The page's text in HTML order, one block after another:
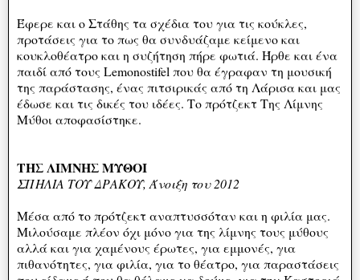
Έφερε και ο Στάθης τα σχέδια του για τις κούκλες,
προτάσεις για το πως θα συνδυάζαμε κείμενο και
κουκλοθέατρο και η συζήτηση πήρε φωτιά. Ήρθε και ένα
παιδί από τους Lemonostifel που θα έγραφαν τη μουσική
της παράστασης, ένας πιτσιρικάς από τη Λάρισα και μας
έδωσε και τις δικές του ιδέες. Το πρότζεκτ Της Λίμνης
Μύθοι αποφασίστηκε.
ΤΗΣ ΛΙΜΝΗΣ ΜΥΘΟΙ
ΣΠΗΛΙΑ ΤΟΥ ΔΡΑΚΟΥ, Άνοιξη του 2012
Μέσα από το πρότζεκτ αναπτυσσόταν και η φιλία μας.
Μιλούσαμε πλέον όχι μόνο για της λίμνης τους μύθους
αλλά και για χαμένους έρωτες, για εμμονές, για
πιθανότητες, για φιλία, για το θέατρο, για παραστάσεις